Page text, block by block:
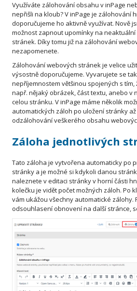
Využíváte zálohování obsahu v inPage
nepřišli na kloub? V inPage je zálohování
doporučujeme ho aktivně využívat. Nově
možnost zapnout upomínky na
stránek. Díky tomu již na zálohování
nezapomenete.
Zálohování webových stránek je velice
výsostně doporučujeme. Vyvarujete se
nepříjemnostem většinou spojených s tím,
např. nějaký obrázek, část textu, anebo v
celou stránku. V inPage máme několik
automatických záloh po uložení stránky
odzálohování veškerého obsahu
Záloha jednotlivých
Tato záloha je vytvořena automaticky po
stránky a je možné si kdykoli danou
naleznete v editaci stránky v horní části
kolečku je vidět počet možných záloh. Po
vám ukážou všechny automatické zálohy.
odsouhlasení obnovení na další stránce,